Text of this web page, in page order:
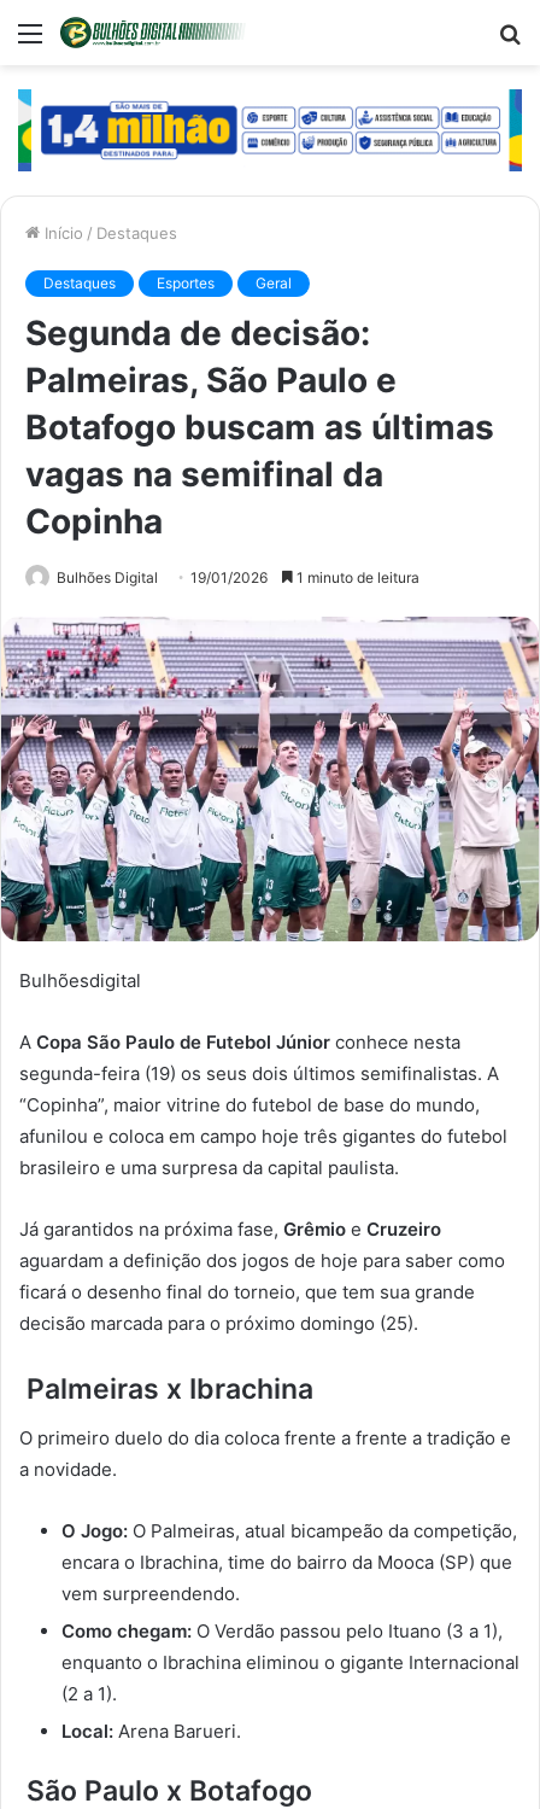
Menu
Início / Destaques
Destaques Esportes Geral
Segunda de decisão:
Palmeiras, São Paulo e
Botafogo buscam as últimas
vagas na semifinal da
Copinha
Bulhões Digital 19/01/2026 1 minuto de leitura
Bulhõesdigital
A Copa São Paulo de Futebol Júnior conhece nesta
segunda-feira (19) os seus dois últimos semifinalistas. A
“Copinha”, maior vitrine do futebol de base do mundo,
afunilou e coloca em campo hoje três gigantes do futebol
brasileiro e uma surpresa da capital paulista.
Já garantidos na próxima fase, Grêmio e Cruzeiro
aguardam a definição dos jogos de hoje para saber como
ficará o desenho final do torneio, que tem sua grande
decisão marcada para o próximo domingo (25).
Palmeiras x Ibrachina
O primeiro duelo do dia coloca frente a frente a tradição e
a novidade.
O Jogo: O Palmeiras, atual bicampeão da competição,
encara o Ibrachina, time do bairro da Mooca (SP) que
vem surpreendendo.
Como chegam: O Verdão passou pelo Ituano (3 a 1),
enquanto o Ibrachina eliminou o gigante Internacional
(2 a 1).
Local: Arena Barueri.
São Paulo x Botafogo